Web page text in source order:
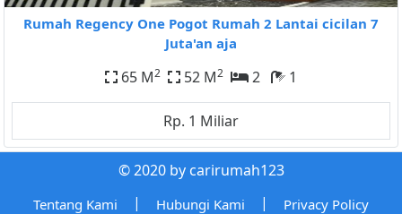
Rumah Regency One Pogot Rumah 2 Lantai cicilan 7
Juta'an aja
65 M2 52 M2 2 1
Rp. 1 Miliar
© 2020 by carirumah123
Tentang Kami | Hubungi Kami | Privacy Policy